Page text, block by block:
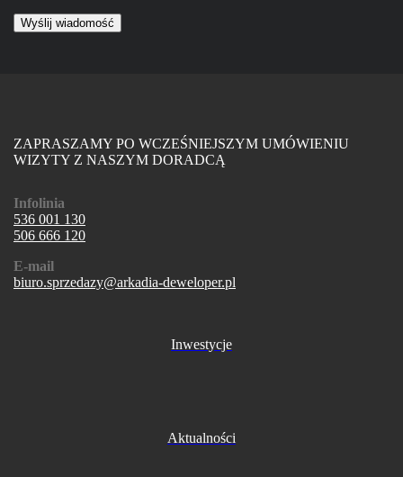
ZAPRASZAMY PO WCZEŚNIEJSZYM UMÓWIENIU
WIZYTY Z NASZYM DORADCĄ
Infolinia
536 001 130
506 666 120
E-mail
biuro.sprzedazy@arkadia-deweloper.pl
Inwestycje
Aktualności